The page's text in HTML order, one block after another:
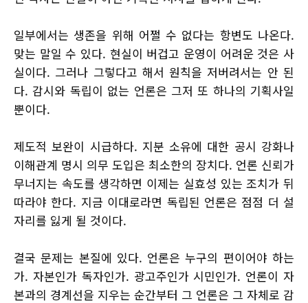
일부에서는 생존을 위해 어쩔 수 없다는 항변도 나온다.
맞는 말일 수 있다. 현실이 버겁고 운영이 어려운 것은 사
실이다. 그러나 그렇다고 해서 원칙을 저버려서는 안 된
다. 감시와 독립이 없는 언론은 그저 또 하나의 기획사일
뿐이다.
제도적 보완이 시급하다. 지분 소유에 대한 공시 강화나
이해관계 명시 의무 도입은 최소한의 장치다. 언론 신뢰가
무너지는 속도를 생각하면 이제는 실효성 있는 조치가 뒤
따라야 한다. 지금 이대로라면 독립된 언론은 점점 더 설
자리를 잃게 될 것이다.
결국 문제는 본질에 있다. 언론은 누구의 편이어야 하는
가. 자본인가 독자인가. 광고주인가 시민인가. 언론이 자
본과의 경계선을 지우는 순간부터 그 언론은 그 자체로 감